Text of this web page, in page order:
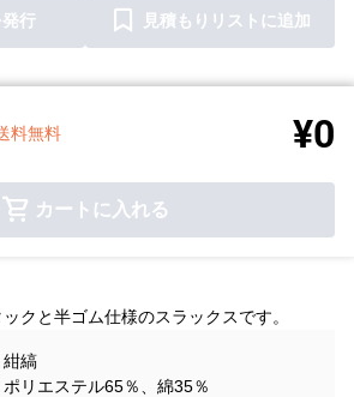
行 見積もりリストに追加
料無料 ¥0
カートに入れる
クと半ゴム仕様のスラックスです。
紺縞
ポリエステル65％、綿35％